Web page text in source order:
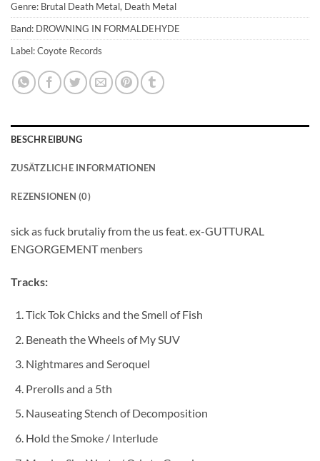
Genre: Brutal Death Metal, Death Metal
Band: DROWNING IN FORMALDEHYDE
Label: Coyote Records
BESCHREIBUNG
ZUSÄTZLICHE INFORMATIONEN
REZENSIONEN (0)
sick as fuck brutaliy from the us feat. ex-GUTTURAL
ENGORGEMENT menbers
Tracks:
Tick Tok Chicks and the Smell of Fish
Beneath the Wheels of My SUV
Nightmares and Seroquel
Prerolls and a 5th
Nauseating Stench of Decomposition
Hold the Smoke / Interlude